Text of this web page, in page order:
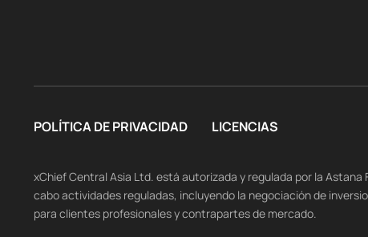
POLÍTICA DE PRIVACIDAD LICENCIAS
xChief Central Asia Ltd. está autorizada y regulada por la
cabo actividades reguladas, incluyendo la negociación de
para clientes profesionales y contrapartes de mercado.